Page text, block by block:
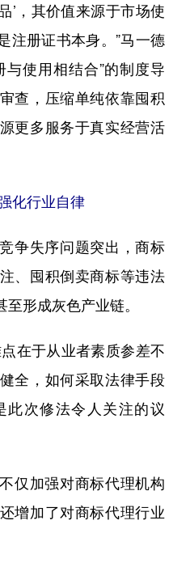
’，其价值来源于市场使
注册证书本身。”马一德
与使用相结合”的制度导
查，压缩单纯依靠囤积
更多服务于真实经营活
化行业自律
失序问题突出，商标
、囤积倒卖商标等违法
形成灰色产业链。
在于从业者素质参差不
全，如何采取法律手段
此次修法令人关注的议
加强对商标代理机构
增加了对商标代理行业